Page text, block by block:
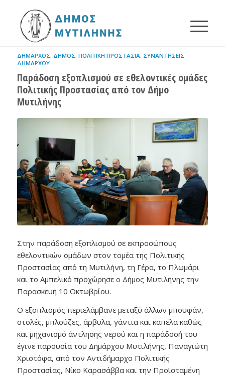
ΔΉΜΑΡΧΟΣ, ΔΉΜΟΣ, ΠΟΛΙΤΙΚΉ ΠΡΟΣΤΑΣΊΑ, ΣΥΝΑΝΤΉΣΕΙΣ
ΔΗΜΆΡΧΟΥ
Παράδοση εξοπλισμού σε εθελοντικές ομάδες
Πολιτικής Προστασίας από τον Δήμο
Μυτιλήνης
Στην παράδοση εξοπλισμού σε εκπροσώπους
εθελοντικών ομάδων στον τομέα της Πολιτικής
Προστασίας από τη Μυτιλήνη, τη Γέρα, το Πλωμάρι
και το Αμπελικό προχώρησε ο Δήμος Μυτιλήνης την
Παρασκευή 10 Οκτωβρίου.
Ο εξοπλισμός περιελάμβανε μεταξύ άλλων μπουφάν,
στολές, μπλούζες, άρβυλα, γάντια και καπέλα καθώς
και μηχανισμό άντλησης νερού και η παράδοσή του
έγινε παρουσία του Δημάρχου Μυτιλήνης, Παναγιώτη
Χριστόφα, από τον Αντιδήμαρχο Πολιτικής
Προστασίας, Νίκο Καρασάββα και την Προϊσταμένη